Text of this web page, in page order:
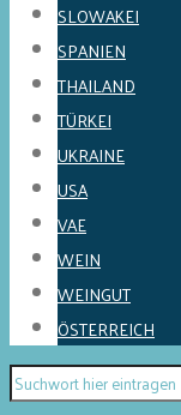
SLOWAKEI
SPANIEN
THAILAND
TÜRKEI
UKRAINE
USA
VAE
WEIN
WEINGUT
ÖSTERREICH